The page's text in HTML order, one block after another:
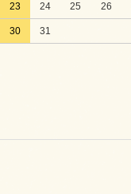
23 24 25 26
30 31